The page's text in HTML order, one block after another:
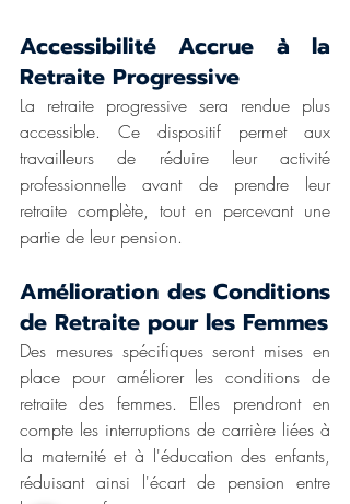
Accessibilité Accrue à la
Retraite Progressive
La retraite progressive sera rendue plus
accessible. Ce dispositif permet aux
travailleurs de réduire leur activité
professionnelle avant de prendre leur
retraite complète, tout en percevant une
partie de leur pension.
Amélioration des Conditions
de Retraite pour les Femmes
Des mesures spécifiques seront mises en
place pour améliorer les conditions de
retraite des femmes. Elles prendront en
compte les interruptions de carrière liées à
la maternité et à l'éducation des enfants,
réduisant ainsi l'écart de pension entre